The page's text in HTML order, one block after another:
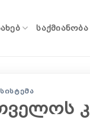
ᲡᲐᲥᲛᲘᲐᲜᲝᲑᲐ